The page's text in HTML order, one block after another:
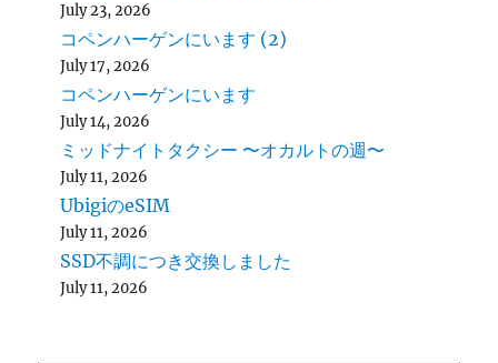
July 23, 2026
コペンハーゲンにいます (2)
July 17, 2026
コペンハーゲンにいます
July 14, 2026
ミッドナイトタクシー 〜オカルトの週〜
July 11, 2026
UbigiのeSIM
July 11, 2026
SSD不調につき交換しました
July 11, 2026